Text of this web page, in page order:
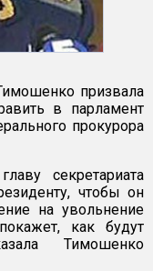
призвала
в парламент
прокурора
секретариата
чтобы он
на увольнение
как будут
Тимошенко